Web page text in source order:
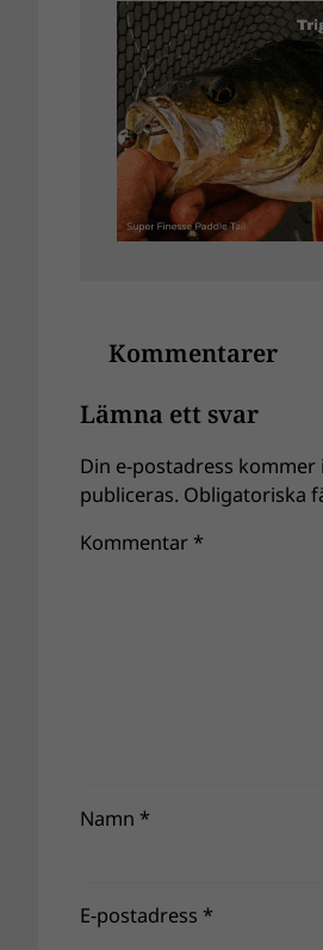
Kommentarer
Lämna ett svar
Din e-postadress kommer
publiceras. Obligatoriska
Kommentar *
Namn *
E-postadress *